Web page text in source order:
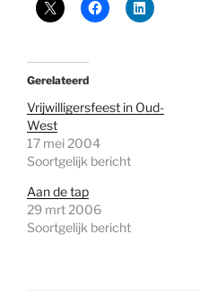
Gerelateerd
Vrijwilligersfeest in Oud-
West
17 mei 2004
Soortgelijk bericht
Aan de tap
29 mrt 2006
Soortgelijk bericht